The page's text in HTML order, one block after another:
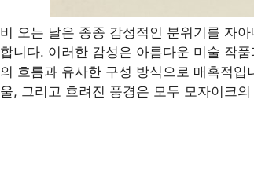
비 오는 날은 종종 감성적인 분위기를 자
합니다. 이러한 감성은 아름다운 미술 작
의 흐름과 유사한 구성 방식으로 매혹적
울, 그리고 흐려진 풍경은 모두 모자이크